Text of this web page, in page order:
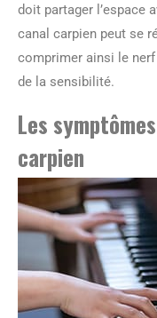
doit partager l’espace
canal carpien peut se
comprimer ainsi le
de la sensibilité.
Les
carpien